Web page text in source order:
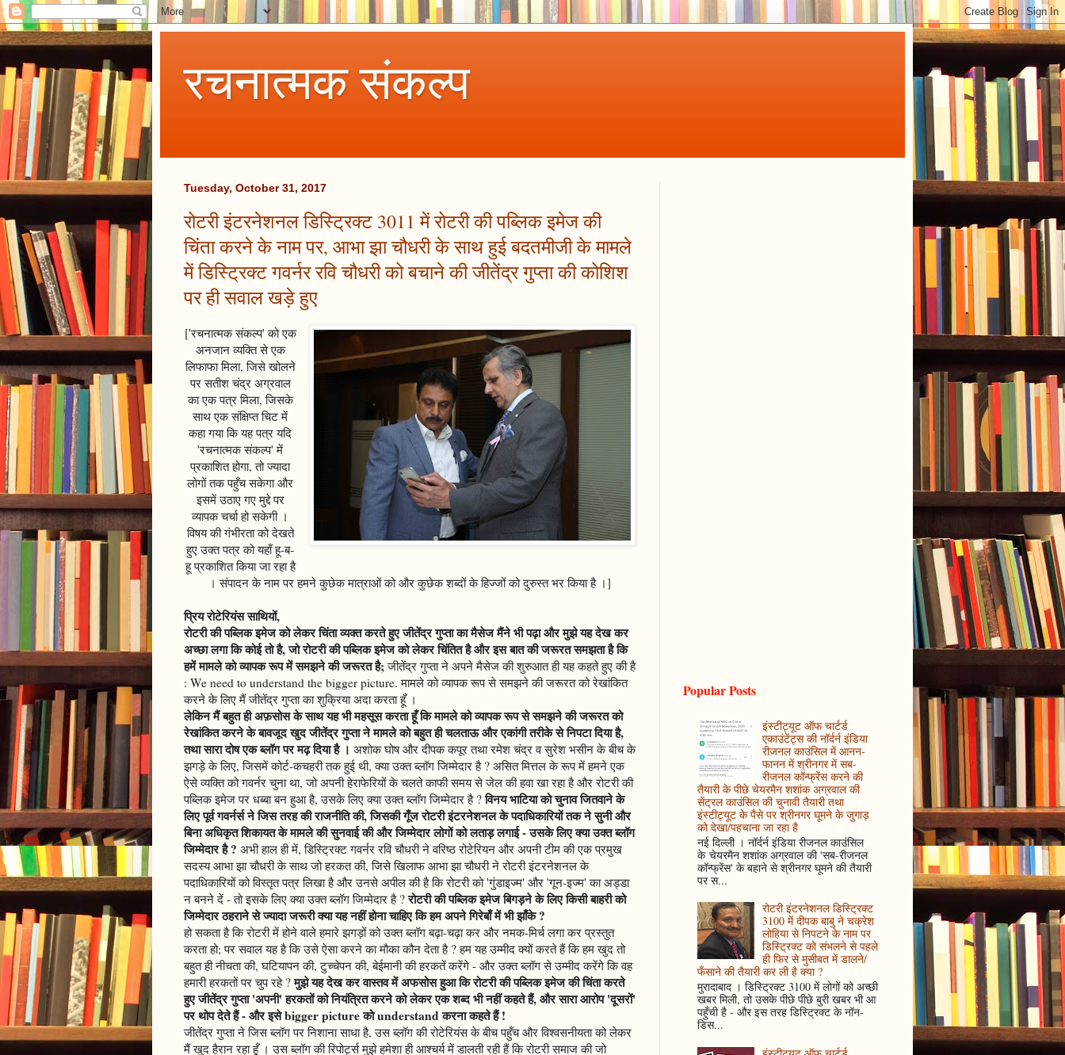
रचनात्मक संकल्प
Tuesday, October 31, 2017
रोटरी इंटरनेशनल डिस्ट्रिक्ट 3011 में रोटरी की पब्लिक इमेज की
चिंता करने के नाम पर, आभा झा चौधरी के साथ हुई बदतमीजी के मामले
में डिस्ट्रिक्ट गवर्नर रवि चौधरी को बचाने की जीतेंद्र गुप्ता की कोशिश
पर ही सवाल खड़े हुए
['रचनात्मक संकल्प' को एक
अनजान व्यक्ति से एक
लिफाफा मिला, जिसे खोलने
पर सतीश चंद्र अग्रवाल
का एक पत्र मिला, जिसके
साथ एक संक्षिप्त चिट में
कहा गया कि यह पत्र यदि
'रचनात्मक संकल्प' में
प्रकाशित होगा, तो ज्यादा
लोगों तक पहुँच सकेगा और
इसमें उठाए गए मुद्दे पर
व्यापक चर्चा हो सकेगी ।
विषय की गंभीरता को देखते
हुए उक्त पत्र को यहाँ हू-ब-
हू प्रकाशित किया जा रहा है
। संपादन के नाम पर हमने कुछेक मात्राओं को और कुछेक शब्दों के हिज्जों को दुरुस्त भर किया है ।]
प्रिय रोटेरियंस साथियों,
रोटरी की पब्लिक इमेज को लेकर चिंता व्यक्त करते हुए जीतेंद्र गुप्ता का मैसेज मैंने भी पढ़ा और मुझे यह देख कर
अच्छा लगा कि कोई तो है, जो रोटरी की पब्लिक इमेज को लेकर चिंतित है और इस बात की जरूरत समझता है कि
हमें मामले को व्यापक रूप में समझने की जरूरत है;जीतेंद्र गुप्ता ने अपने मैसेज की शुरुआत ही यह कहते हुए की है
: We need to understand the bigger picture. मामले को व्यापक रूप से समझने की जरूरत को रेखांकित
करने के लिए मैं जीतेंद्र गुप्ता का शुक्रिया अदा करता हूँ ।
लेकिन मैं बहुत ही अफ़सोस के साथ यह भी महसूस करता हूँ कि मामले को व्यापक रूप से समझने की जरूरत को
रेखांकित करने के बावजूद खुद जीतेंद्र गुप्ता ने मामले को बहुत ही चलताऊ और एकांगी तरीके से निपटा दिया है,
तथा सारा दोष एक ब्लॉग पर मढ़ दिया है । अशोक घोष और दीपक कपूर तथा रमेश चंद्र व सुरेश भसीन के बीच के
झगड़े के लिए, जिसमें कोर्ट-कचहरी तक हुई थी, क्या उक्त ब्लॉग जिम्मेदार है ? असित मित्तल के रूप में हमने एक
ऐसे व्यक्ति को गवर्नर चुना था, जो अपनी हेराफेरियों के चलते काफी समय से जेल की हवा खा रहा है और रोटरी की
पब्लिक इमेज पर धब्बा बन हुआ है, उसके लिए क्या उक्त ब्लॉग जिम्मेदार है ?विनय भाटिया को चुनाव जितवाने के
लिए पूर्व गवर्नर्स ने जिस तरह की राजनीति की, जिसकी गूँज रोटरी इंटरनेशनल के पदाधिकारियों तक ने सुनी और
बिना अधिकृत शिकायत के मामले की सुनवाई की और जिम्मेदार लोगों को लताड़ लगाई - उसके लिए क्या उक्त ब्लॉग
जिम्मेदार है ? अभी हाल ही में, डिस्ट्रिक्ट गवर्नर रवि चौधरी ने वरिष्ठ रोटेरियन और अपनी टीम की एक प्रमुख
सदस्य आभा झा चौधरी के साथ जो हरकत की, जिसे खिलाफ आभा झा चौधरी ने रोटरी इंटरनेशनल के
पदाधिकारियों को विस्तृत पत्र लिखा है और उनसे अपील की है कि रोटरी को 'गुंडाइज्म' और 'गून-इज्म' का अड्डा
न बनने दें - तो इसके लिए क्या उक्त ब्लॉग जिम्मेदार है ?रोटरी की पब्लिक इमेज बिगड़ने के लिए किसी बाहरी को
जिम्मेदार ठहराने से ज्यादा जरूरी क्या यह नहीं होना चाहिए कि हम अपने गिरेबाँ में भी झाँके ?
हो सकता है कि रोटरी में होने वाले हमारे झगड़ों को उक्त ब्लॉग बढ़ा-चढ़ा कर और नमक-मिर्च लगा कर प्रस्तुत
करता हो; पर सवाल यह है कि उसे ऐसा करने का मौका कौन देता है ? हम यह उम्मीद क्यों करते हैं कि हम खुद तो
बहुत ही नीचता की, घटियापन की, टुच्चेपन की, बेईमानी की हरकतें करेंगे - और उक्त ब्लॉग से उम्मीद करेंगे कि वह
हमारी हरकतों पर चुप रहे ?मुझे यह देख कर वास्तव में अफसोस हुआ कि रोटरी की पब्लिक इमेज की चिंता करते
हुए जीतेंद्र गुप्ता 'अपनी' हरकतों को नियंत्रित करने को लेकर एक शब्द भी नहीं कहते हैं, और सारा आरोप 'दूसरों'
पर थोप देते हैं - और इसे bigger picture को understand करना कहते हैं !
जीतेंद्र गुप्ता ने जिस ब्लॉग पर निशाना साधा है, उस ब्लॉग की रोटेरियंस के बीच पहुँच और विश्वसनीयता को लेकर
मैं खुद हैरान रहा हूँ । उस ब्लॉग की रिपोर्ट्स मुझे हमेशा ही आश्चर्य में डालती रही हैं कि रोटरी समाज की जो
Popular Posts
इंस्टीट्यूट ऑफ चार्टर्ड
एकाउंटेंट्स की नॉर्दर्न इंडिया
रीजनल काउंसिल में आनन-
फानन में श्रीनगर में सब-
रीजनल कॉन्फ्रेंस करने की
तैयारी के पीछे चेयरमैन शशांक अग्रवाल की
सेंट्रल काउंसिल की चुनावी तैयारी तथा
इंस्टीट्यूट के पैसे पर श्रीनगर घूमने के जुगाड़
को देखा/पहचाना जा रहा है
नई दिल्ली । नॉर्दर्न इंडिया रीजनल काउंसिल
के चेयरमैन शशांक अग्रवाल की 'सब-रीजनल
कॉन्फ्रेंस' के बहाने से श्रीनगर घूमने की तैयारी
पर स...
रोटरी इंटरनेशनल डिस्ट्रिक्ट
3100 में दीपक बाबु ने चक्रेश
लोहिया से निपटने के नाम पर
डिस्ट्रिक्ट को संभलने से पहले
ही फिर से मुसीबत में डालने/
फँसाने की तैयारी कर ली है क्या ?
मुरादाबाद । डिस्ट्रिक्ट 3100 में लोगों को अच्छी
खबर मिली, तो उसके पीछे पीछे बुरी खबर भी आ
पहुँची है - और इस तरह डिस्ट्रिक्ट के नॉन-
डिस...